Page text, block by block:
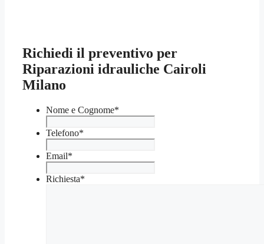
Richiedi il preventivo per
Riparazioni idrauliche Cairoli
Milano
Nome e Cognome*
Telefono*
Email*
Richiesta*